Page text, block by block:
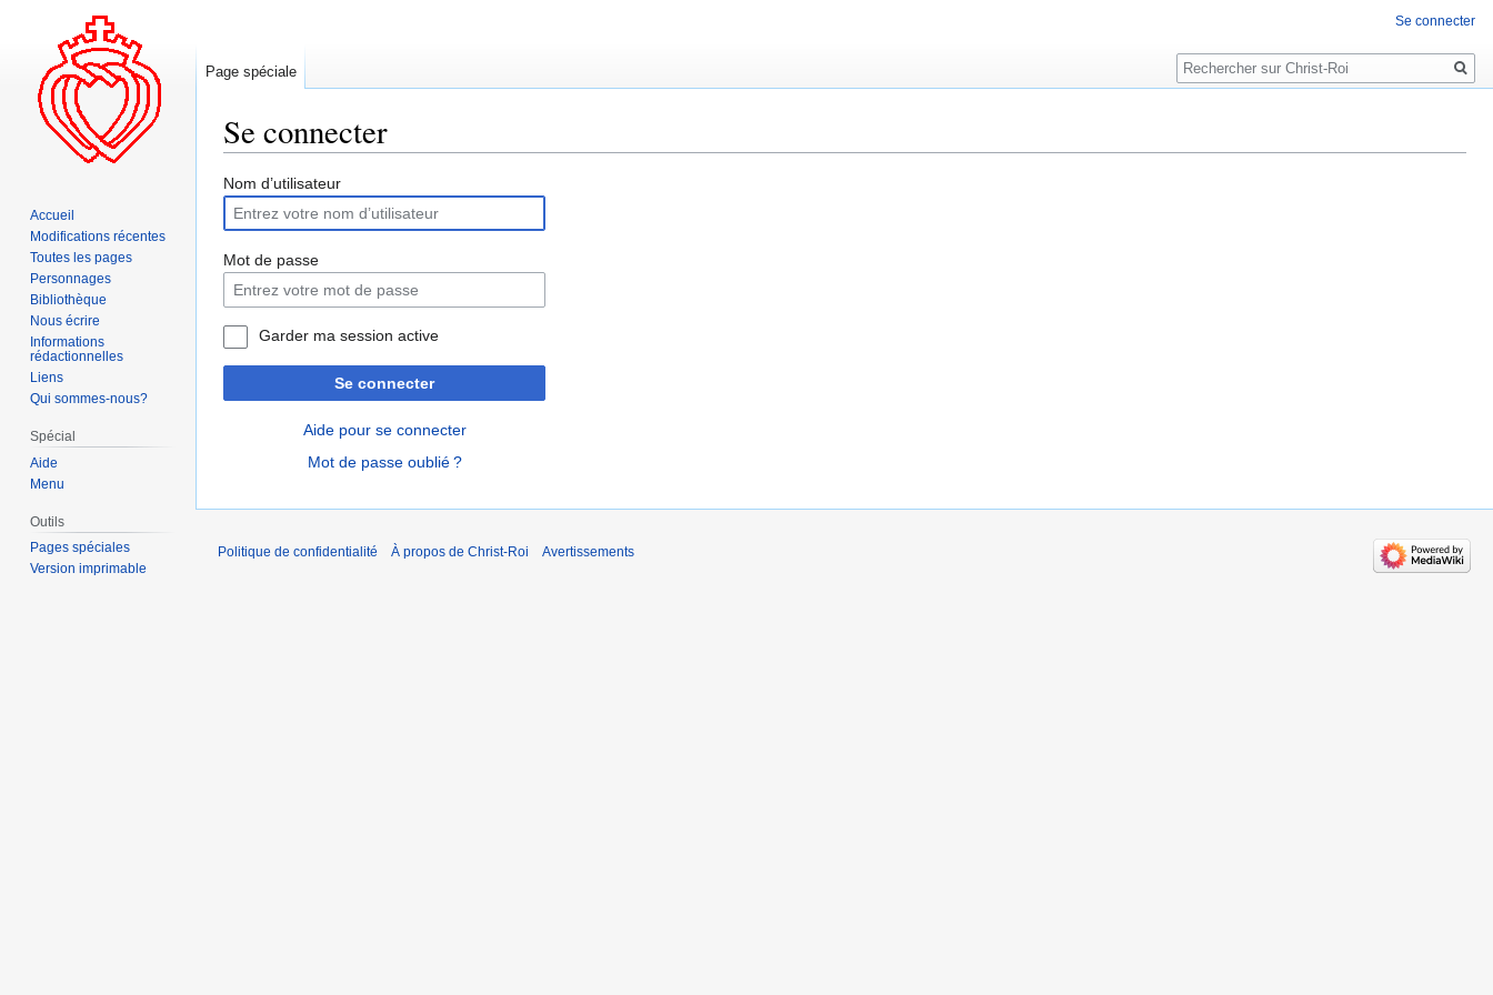
Se connecter
Aller
la
navigation
Aller
la
recherche
Nom d’utilisateur
Mot de passe
Garder ma session active
Se connecter
Aide pour se connecter
Mot de passe oublié ?
Se connecter
Page spéciale
Rechercher
Accueil
Modifications récentes
Toutes les pages
Personnages
Bibliothèque
Nous écrire
Informations
rédactionnelles
Liens
Qui sommes-nous?
Spécial
Aide
Menu
Outils
Pages spéciales
Version imprimable
Politique de confidentialité À propos de Christ-Roi Avertissements